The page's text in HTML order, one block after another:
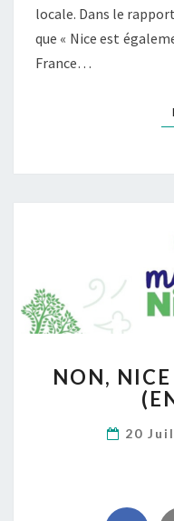
locale. Dans le
que « Nice est
France…
NON, NICE
20